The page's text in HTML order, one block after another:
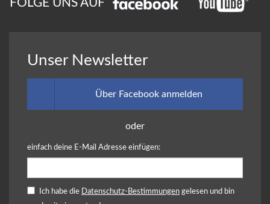
FOLGE UNS AUF
Unser Newsletter
Über Facebook anmelden
oder
einfach deine E-Mail Adresse einfügen:
Ich habe die Datenschutz-Bestimmungen gelesen und bin